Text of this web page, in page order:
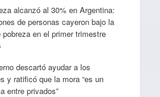
alcanzó al 30% en Argentina:
de personas cayeron bajo la
pobreza en el primer trimestre
descartó ayudar a los
y ratificó que la mora “es un
entre privados”